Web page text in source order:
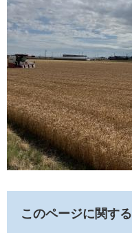
このページに関す